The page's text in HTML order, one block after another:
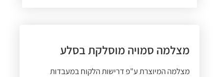
מצלמה סמויה מוסלקת בסלע
מצלמה המיוצרת ע"פ דרישות הלקוח במעבדות